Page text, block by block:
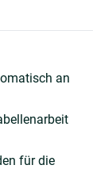
an
für die